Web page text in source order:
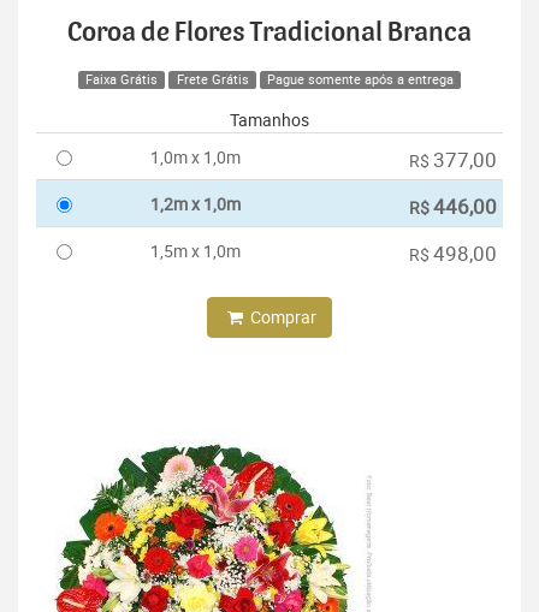
Coroa de Flores Tradicional Branca
Faixa Grátis Frete Grátis Pague somente após a entrega
Tamanhos
1,0m x 1,0m
R$ 377,00
1,2m x 1,0m R$446,00
1,5m x 1,0m R$ 498,00
Comprar